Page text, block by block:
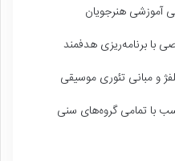
آموزشی هنرجویان
با برنامه‌ریزی هدفمند
و مبانی تئوری موسیقی
با تمامی گروه‌های سنی